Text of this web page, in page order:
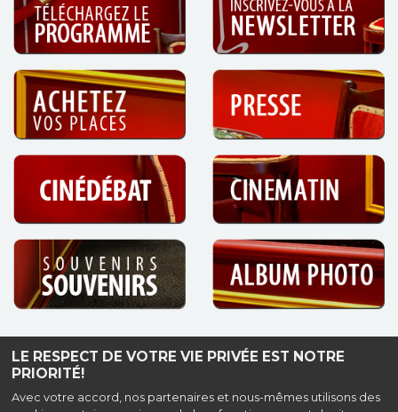
LE RESPECT DE VOTRE VIE PRIVÉE EST NOTRE
PRIORITÉ!
Avec votre accord, nos partenaires et nous-mêmes utilisons des
Haut de page
Les Cinémas de Cavaillon|Mentions légales|Contact| Tel : 04.90.78.98.57